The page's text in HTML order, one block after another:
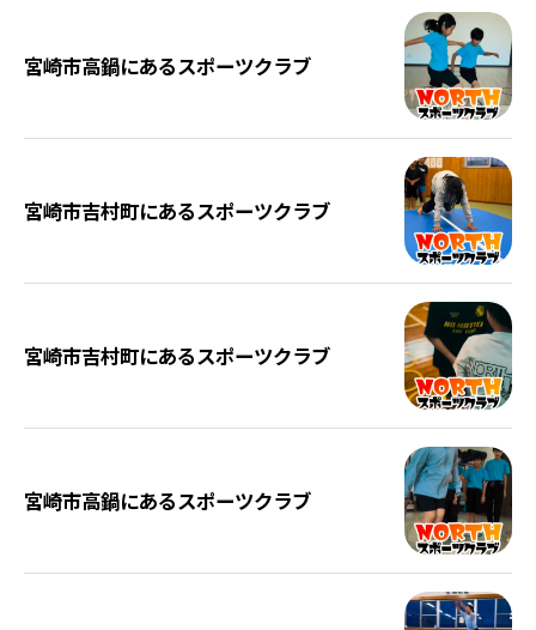
宮崎市高鍋にあるスポーツクラブ
宮崎市吉村町にあるスポーツクラブ
宮崎市吉村町にあるスポーツクラブ
宮崎市高鍋にあるスポーツクラブ